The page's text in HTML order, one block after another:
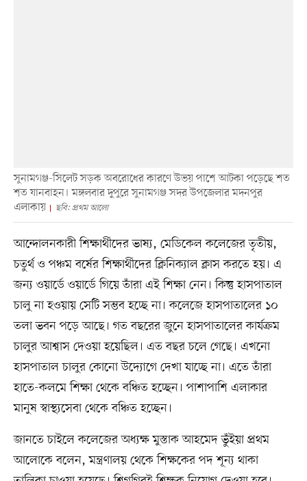
সুনামগঞ্জ-সিলেট সড়ক অবরোধের কারণে উভয় পাশে আটকা পড়েছে শত
শত যানবাহন। মঙ্গলবার দুপুরে সুনামগঞ্জ সদর উপজেলার মদনপুর
এলাকায়
ছবি: প্রথম আলো
আন্দোলনকারী শিক্ষার্থীদের ভাষ্য, মেডিকেল কলেজের তৃতীয়,
চতুর্থ ও পঞ্চম বর্ষের শিক্ষার্থীদের ক্লিনিক্যাল ক্লাস করতে হয়। এ
জন্য ওয়ার্ডে ওয়ার্ডে গিয়ে তাঁরা এই শিক্ষা নেন। কিন্তু হাসপাতাল
চালু না হওয়ায় সেটি সম্ভব হচ্ছে না। কলেজে হাসপাতালের ১০
তলা ভবন পড়ে আছে। গত বছরের জুনে হাসপাতালের কার্যক্রম
চালুর আশ্বাস দেওয়া হয়েছিল। এত বছর চলে গেছে। এখনো
হাসপাতাল চালুর কোনো উদ্যোগে দেখা যাচ্ছে না। এতে তাঁরা
হাতে-কলমে শিক্ষা থেকে বঞ্চিত হচ্ছেন। পাশাপাশি এলাকার
মানুষ স্বাস্থ্যসেবা থেকে বঞ্চিত হচ্ছেন।
জানতে চাইলে কলেজের অধ্যক্ষ মুস্তাক আহমেদ ভুঁইয়া প্রথম
আলোকে বলেন, মন্ত্রণালয় থেকে শিক্ষকের পদ শূন্য থাকা